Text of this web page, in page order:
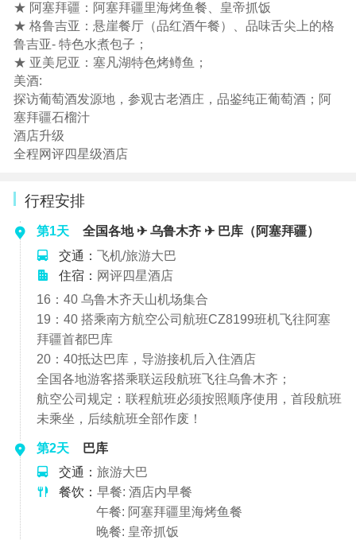
★ 阿塞拜疆：阿塞拜疆里海烤鱼餐、皇帝抓饭
★ 格鲁吉亚：悬崖餐厅（品红酒午餐）、品味舌尖上的格
鲁吉亚- 特色水煮包子；
★ 亚美尼亚：塞凡湖特色烤鳟鱼；
美酒:
探访葡萄酒发源地，参观古老酒庄，品鉴纯正葡萄酒；阿
塞拜疆石榴汁
酒店升级
全程网评四星级酒店
行程安排
第1天
全国各地 ✈ 乌鲁木齐 ✈ 巴库（阿塞拜疆）
交通： 飞机/旅游大巴
住宿： 网评四星酒店
16：40 乌鲁木齐天山机场集合
19：40 搭乘南方航空公司航班CZ8199班机飞往阿塞
拜疆首都巴库
20：40抵达巴库，导游接机后入住酒店
全国各地游客搭乘联运段航班飞往乌鲁木齐；
航空公司规定：联程航班必须按照顺序使用，首段航班
未乘坐，后续航班全部作废！
第2天
巴库
交通： 旅游大巴
餐饮： 早餐: 酒店内早餐
午餐: 阿塞拜疆里海烤鱼餐
晚餐: 皇帝抓饭